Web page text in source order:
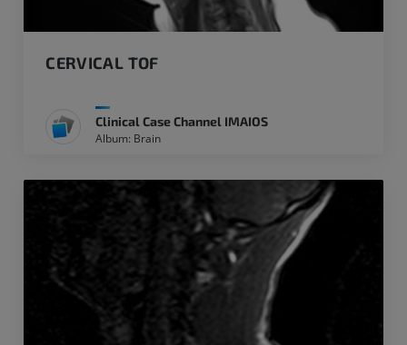
CERVICAL TOF
Clinical Case Channel IMAIOS
Album: Brain